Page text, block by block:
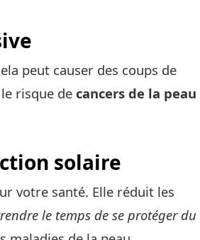
peut causer des coups de
risque de cancers de la peau
solaire
votre santé. Elle réduit les
le temps de se protéger du